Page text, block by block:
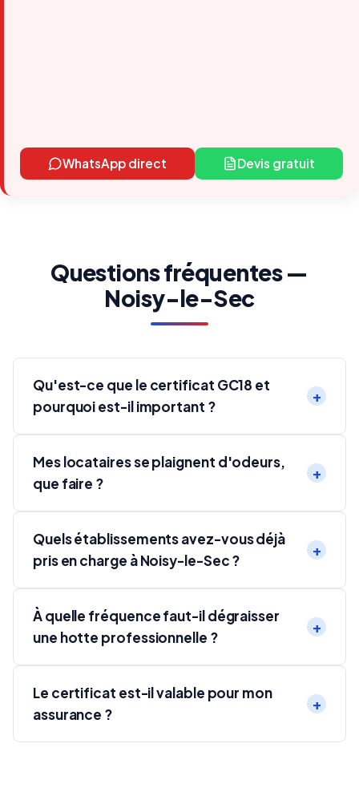
WhatsApp direct Devis gratuit
Questions fréquentes —
Noisy-le-Sec
Qu'est-ce que le certificat GC18 et
pourquoi est-il important ?
Mes locataires se plaignent d'odeurs,
que faire ?
Quels établissements avez-vous déjà
pris en charge à Noisy-le-Sec ?
À quelle fréquence faut-il dégraisser
une hotte professionnelle ?
Le certificat est-il valable pour mon
assurance ?